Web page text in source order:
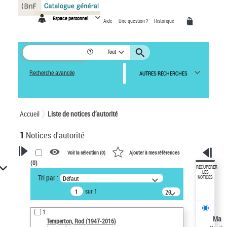
Espace personnel Aide Une question ? Historique
Tout
Recherche avancée AUTRES RECHERCHES
Accueil Liste de notices d’autorité
1 Notices d'autorité
VOTRE RECHERCHE
Recherche avancée dans les
notices d’autorité
Œuvres liées à l'auteur :
Temperton, Rod (1947-2016)
Voir la sélection (0) Ajouter à mes références
(0)
Tri par : Défaut
sur 1
20
résultats/page
1
Temperton, Rod (1947-2016)
RÉCUPÉRER
LES
NOTICES
Ma
Panneau de gestion des cookies